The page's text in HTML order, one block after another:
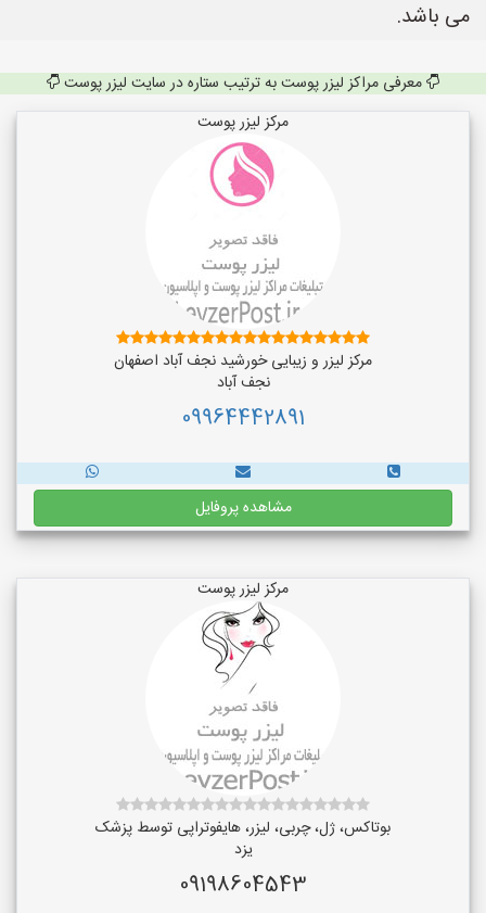
می باشد.
معرفی مراکز لیزر پوست به ترتیب ستاره در سایت لیزر پوست
مرکز لیزر پوست
مرکز لیزر و زیبایی خورشید نجف آباد اصفهان
نجف‌ آباد
09964442891
مشاهده پروفایل
مرکز لیزر پوست
بوتاکس، ژل، چربی، لیزر، هایفوتراپی توسط پزشک
یزد
09198604543